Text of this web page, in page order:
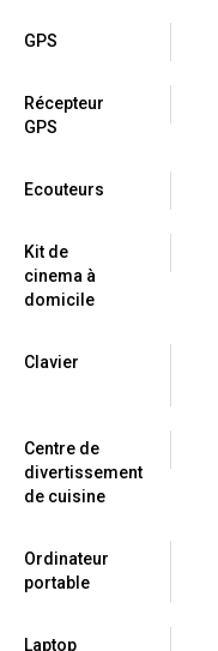
GPS
Récepteur
GPS
Ecouteurs
Kit de
cinema à
domicile
Clavier
Centre de
divertissement
de cuisine
Ordinateur
portable
Laptop